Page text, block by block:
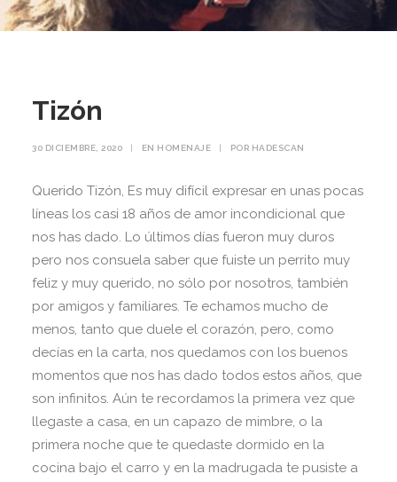
Tizón
30 DICIEMBRE, 2020 | EN HOMENAJE | POR HADESCAN
Querido Tizón, Es muy difícil expresar en unas pocas
líneas los casi 18 años de amor incondicional que
nos has dado. Lo últimos días fueron muy duros
pero nos consuela saber que fuiste un perrito muy
feliz y muy querido, no sólo por nosotros, también
por amigos y familiares. Te echamos mucho de
menos, tanto que duele el corazón, pero, como
decías en la carta, nos quedamos con los buenos
momentos que nos has dado todos estos años, que
son infinitos. Aún te recordamos la primera vez que
llegaste a casa, en un capazo de mimbre, o la
primera noche que te quedaste dormido en la
cocina bajo el carro y en la madrugada te pusiste a